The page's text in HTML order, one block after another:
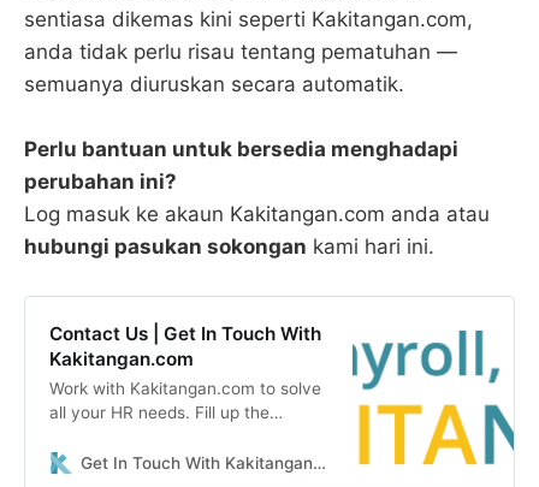
sentiasa dikemas kini seperti Kakitangan.com,
anda tidak perlu risau tentang pematuhan —
semuanya diuruskan secara automatik.
Perlu bantuan untuk bersedia menghadapi
perubahan ini?
Log masuk ke akaun Kakitangan.com anda atau
hubungi pasukan sokongan kami hari ini.
Contact Us | Get In Touch With
Kakitangan.com
Work with Kakitangan.com to solve
all your HR needs. Fill up the
quotation.
Get In Touch With Kakitangan.com